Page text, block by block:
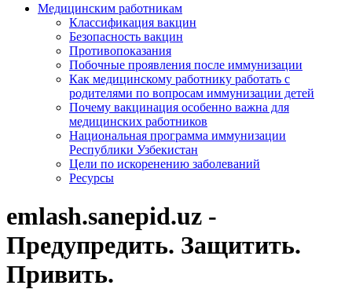
Медицинским работникам
Классификация вакцин
Безопасность вакцин
Противопоказания
Побочные проявления после иммунизации
Как медицинскому работнику работать с
родителями по вопросам иммунизации детей
Почему вакцинация особенно важна для
медицинских работников
Национальная программа иммунизации
Республики Узбекистан
Цели по искоренению заболеваний
Ресурсы
emlash.sanepid.uz -
Предупредить. Защитить.
Привить.